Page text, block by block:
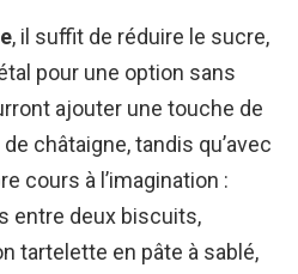
, il suffit de réduire le sucre,
pour une option sans
ajouter une touche de
châtaigne, tandis qu’avec
cours à l’imagination :
entre deux biscuits,
tartelette en pâte à sablé,